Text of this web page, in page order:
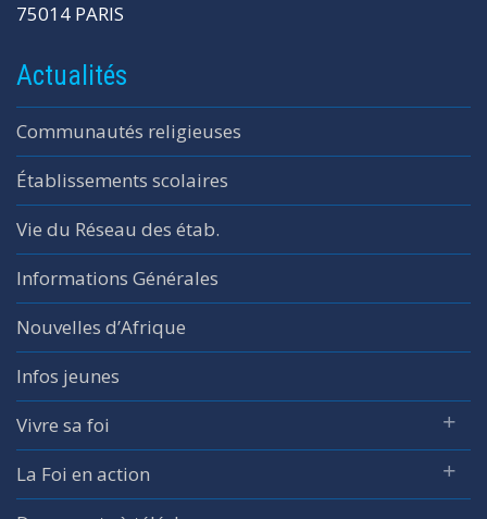
75014 PARIS
Actualités
Communautés religieuses
Établissements scolaires
Vie du Réseau des étab.
Informations Générales
Nouvelles d’Afrique
Infos jeunes
Vivre sa foi
La Foi en action